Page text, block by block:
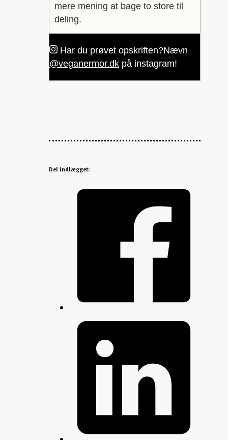
mere mening at bage to store til
deling.
Har du prøvet opskriften?Nævn
@veganermor.dk på instagram!
Del indlægget: